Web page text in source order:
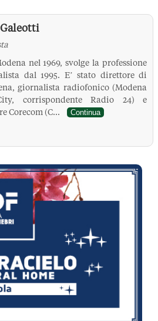
nel 1969, svolge la professione
dal 1995. E’ stato direttore di
giornalista radiofonico (Modena
corrispondente Radio 24) e
Corecom (C...
Continua